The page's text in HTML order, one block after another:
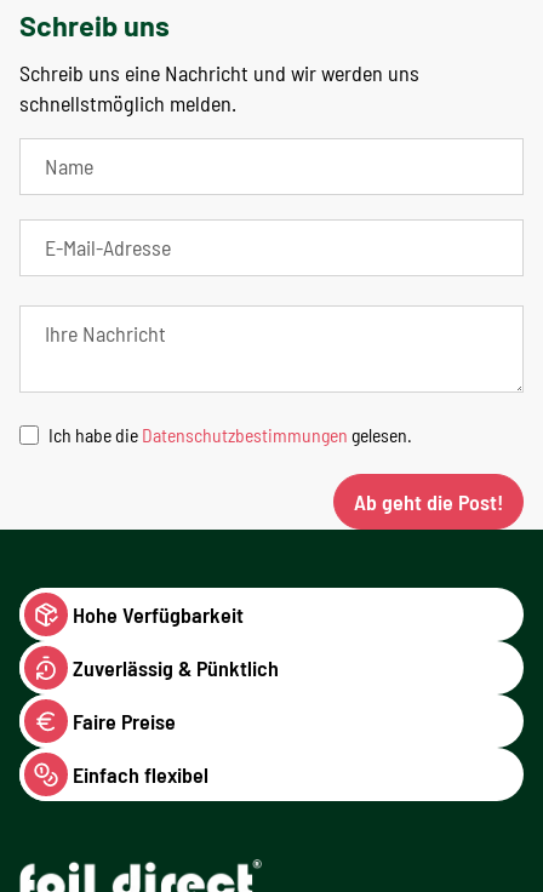
Schreib uns
Schreib uns eine Nachricht und wir werden uns
schnellstmöglich melden.
Ich habe die Datenschutzbestimmungen gelesen.
Ab geht die Post!
Hohe Verfügbarkeit
Zuverlässig & Pünktlich
Faire Preise
Einfach flexibel